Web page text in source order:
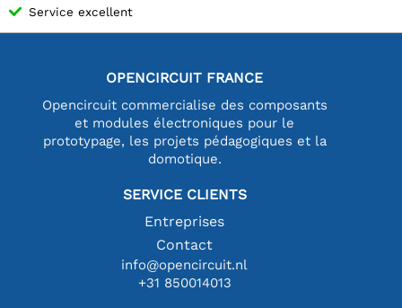
Service excellent
OPENCIRCUIT FRANCE
Opencircuit commercialise des composants
et modules électroniques pour le
prototypage, les projets pédagogiques et la
domotique.
SERVICE CLIENTS
Entreprises
Contact
info@opencircuit.nl
+31 850014013